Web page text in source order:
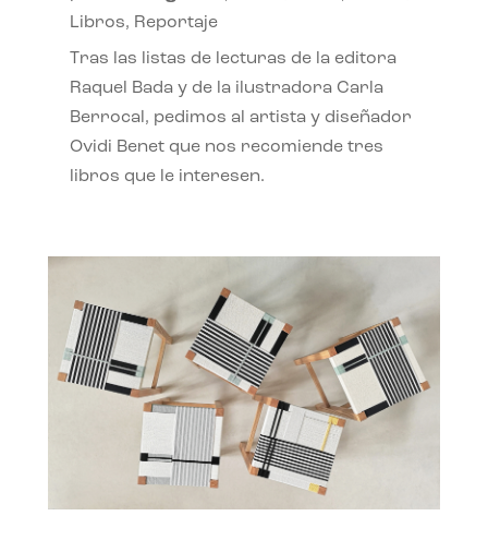
Libros, Reportaje
Tras las listas de lecturas de la editora
Raquel Bada y de la ilustradora Carla
Berrocal, pedimos al artista y diseñador
Ovidi Benet que nos recomiende tres
libros que le interesen.